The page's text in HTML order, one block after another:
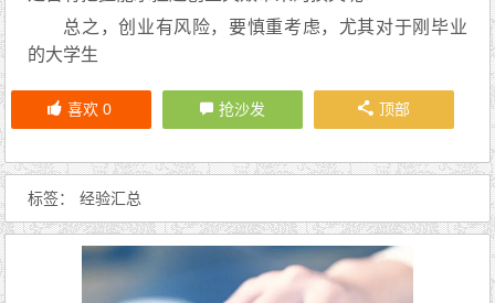
总之，创业有风险，要慎重考虑，尤其对于刚毕业
的大学生
喜欢 0 抢沙发 顶部
标签： 经验汇总